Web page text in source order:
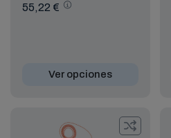
55,22 €
Ver opciones